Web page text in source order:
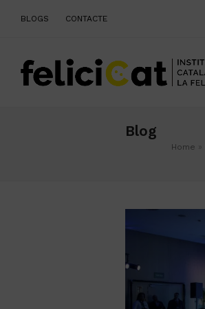
BLOGS CONTACTE
Blog
Home »